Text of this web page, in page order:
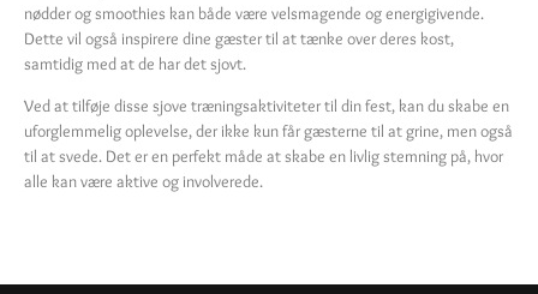
nødder og smoothies kan både være velsmagende og energigivende.
Dette vil også inspirere dine gæster til at tænke over deres kost,
samtidig med at de har det sjovt.
Ved at tilføje disse sjove træningsaktiviteter til din fest, kan du skabe en
uforglemmelig oplevelse, der ikke kun får gæsterne til at grine, men også
til at svede. Det er en perfekt måde at skabe en livlig stemning på, hvor
alle kan være aktive og involverede.